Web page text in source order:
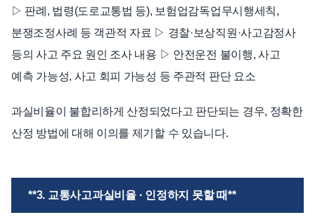
▷ 판례, 법령(도로교통법 등), 보험업감독업무시행세칙,
분쟁조정사례 등 객관적 자료 ▷ 경찰·보상직원·사고감정사
등의 사고 주요 원인 조사 내용 ▷ 안전운전 불이행, 사고
예측 가능성, 사고 회피 가능성 등 주관적 판단 요소
과실비율이 불합리하게 산정되었다고 판단되는 경우, 정확한
산정 방법에 대해 이의를 제기할 수 있습니다.
**3. 교통사고과실비율 · 인정하지 못할 때**